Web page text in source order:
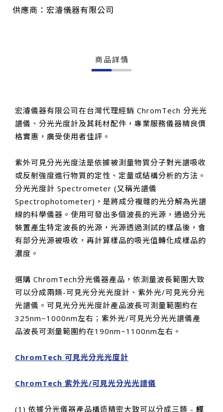
供應商：宏濬儀器有限公司
商品詳情
宏濬儀器有限公司在台灣代理經銷 ChromTech 分光光
譜儀、分光光度計及其耗材配件，專業服務儀器精良價
格實惠，廣受使用者佳評。
紫外可見分光光度法是依據被測量物質分子對光譜吸收
或反射強度進行物質的定性、定量或結構分析的方法。
分光光度計 Spectrometer (又稱光譜儀
Spectrophotometer)，是將成分複雜的光分解為光譜
線的科學儀器。使用可發出多個波長的光源，通過分光
裝置產生特定波長的光源，光源透過測試的樣品後，會
有部分光源被吸收，再計算樣品的吸光值轉化成樣品的
濃度。
選購 ChromTech分光儀器產品，依測量波長範圍大致
可以分成兩類-可見光分光光度計、紫外光/可見光分光
光譜儀。可見光分光光度計產品波長可測量範圍約在
325nm~1000nm左右；紫外光/可見光分光光譜儀產
品波長可測量範圍約在190nm~1100nm左右。
ChromTech 可見光分光光度計
ChromTech 紫外光/可見光分光光譜儀
(1) 依據分光儀器產品構造精密大致可以分成三類 - 經